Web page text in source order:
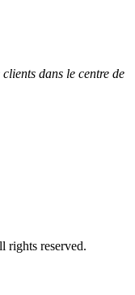
dans le centre de
rights reserved.